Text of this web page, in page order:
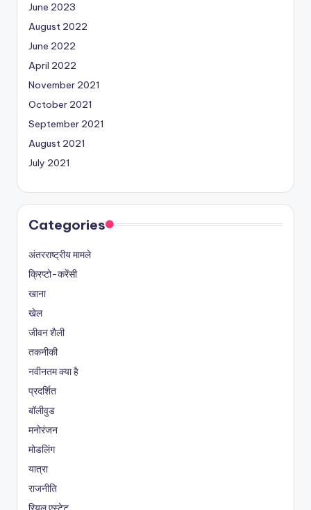
June 2023
August 2022
June 2022
April 2022
November 2021
October 2021
September 2021
August 2021
July 2021
Categories
अंतरराष्ट्रीय मामले
क्रिप्टो-करेंसी
खाना
खेल
जीवन शैली
तकनीकी
नवीनतम क्या है
प्रदर्शित
बॉलीवुड
मनोरंजन
मोडलिंग
यात्रा
राजनीति